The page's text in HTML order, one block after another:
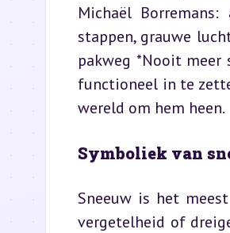
Michaël
stappen, grauwe
pakweg *Nooit meer
functioneel in te
wereld om hem heen.
Symboliek van
Sneeuw is het
vergetelheid of